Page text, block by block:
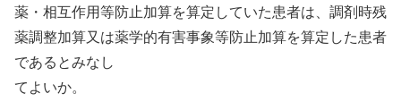
薬・相互作用等防止加算を算定していた患者は、調剤時残
薬調整加算又は薬学的有害事象等防止加算を算定した患者
であるとみなし
てよいか。